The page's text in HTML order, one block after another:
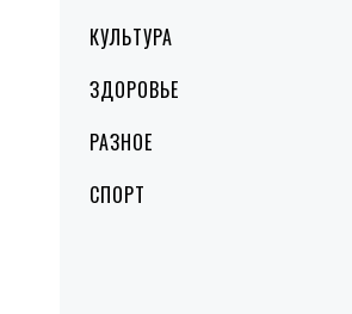
КУЛЬТУРА
ЗДОРОВЬЕ
РАЗНОЕ
СПОРТ